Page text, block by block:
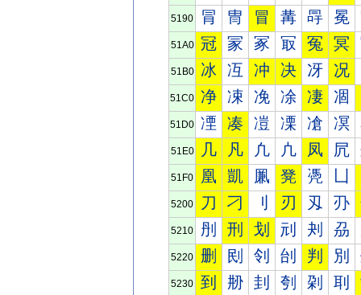
5190 冐 冑 冒 冓 冔 冕
51A0 冠 冡 冢 冣 冤 冥
51B0 冰 冱 冲 决 冴 况
51C0 净 凁 凂 凃 凄 凅
51D0 凐 凑 凒 凓 凔 凕
51E0 几 凡 凢 凣 凤 凥
51F0 凰 凱 凲 凳 凴
5200 刀 刁 刂 刃 刄 刅
5210 刐 刑 划 刓 刔 刕
5220 删 刡 刢 刣 判 別
5230 到 刱 刲 刳 刴 刵